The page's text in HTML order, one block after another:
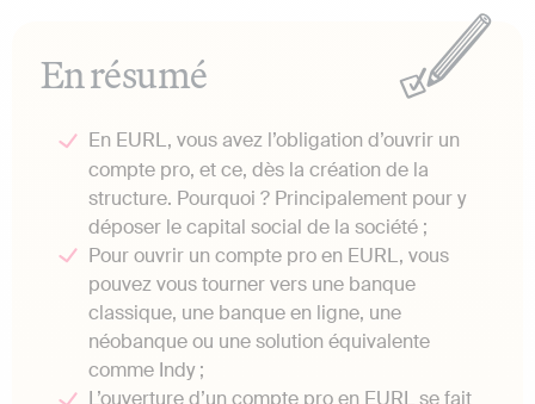
En résumé
En EURL, vous avez l’obligation d’ouvrir un
compte pro, et ce, dès la création de la
structure. Pourquoi ? Principalement pour y
déposer le capital social de la société ;
Pour ouvrir un compte pro en EURL, vous
pouvez vous tourner vers une banque
classique, une banque en ligne, une
néobanque ou une solution équivalente
comme Indy ;